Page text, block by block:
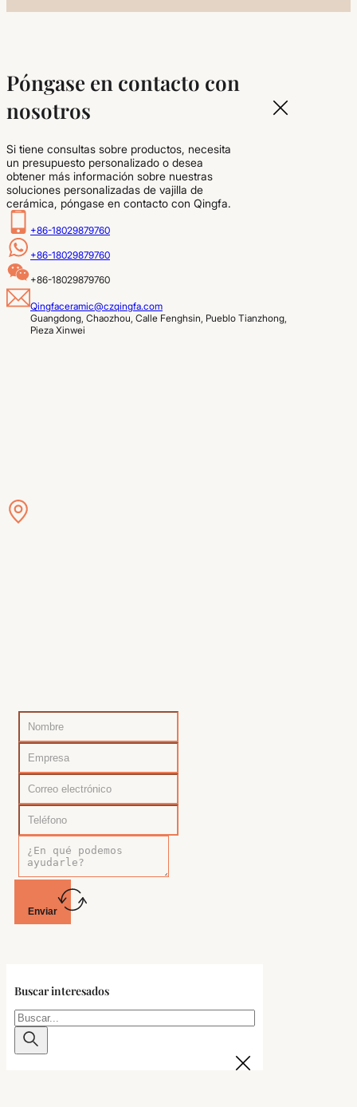
Póngase en contacto con
nosotros
Si tiene consultas sobre productos, necesita
un presupuesto personalizado o desea
obtener más información sobre nuestras
soluciones personalizadas de vajilla de
cerámica, póngase en contacto con Qingfa.
+86-18029879760
+86-18029879760
+86-18029879760
Qingfaceramic@czqingfa.com
Guangdong, Chaozhou, Calle Fenghsin, Pueblo Tianzhong,
Pieza Xinwei
Enviar
Buscar interesados
Buscar